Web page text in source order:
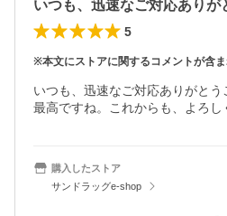
5
※本文にストアに関するコメントが含ま
いつも、迅速なご対応ありがとう
購入したストア
サンドラッグe-shop